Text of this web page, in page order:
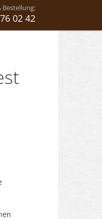
Bestellung:
02 42